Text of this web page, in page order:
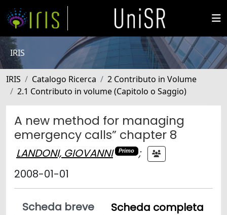
IRIS
IRIS Catalogo Ricerca
2 Contributo in Volume
2.1 Contributo in volume (Capitolo o Saggio)
A new method for managing
emergency calls” chapter 8
LANDONI, GIOVANNI Primo
;
2008-01-01
Scheda breve
Scheda completa